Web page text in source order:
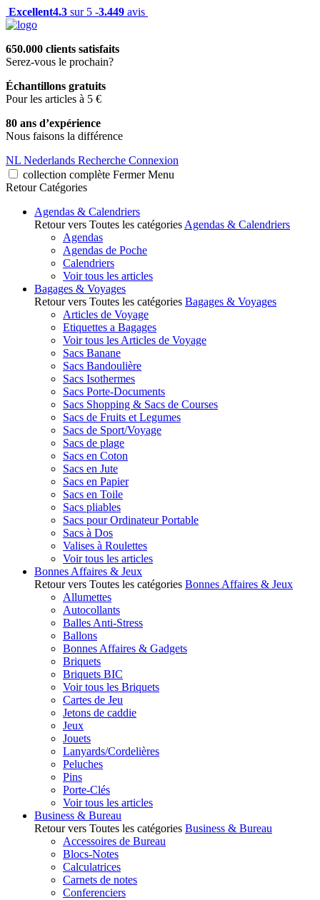
Excellent4.3 sur 5 -3.449 avis
650.000 clients satisfaits
Serez-vous le prochain?
Échantillons gratuits
Pour les articles à 5 €
80 ans d’expérience
Nous faisons la différence
NL Nederlands Recherche Connexion
collection complète Fermer Menu
Retour Catégories
Agendas & Calendriers
Retour vers Toutes les catégories Agendas & Calendriers
Agendas
Agendas de Poche
Calendriers
Voir tous les articles
Bagages & Voyages
Retour vers Toutes les catégories Bagages & Voyages
Articles de Voyage
Etiquettes a Bagages
Voir tous les Articles de Voyage
Sacs Banane
Sacs Bandoulière
Sacs Isothermes
Sacs Porte-Documents
Sacs Shopping & Sacs de Courses
Sacs de Fruits et Legumes
Sacs de Sport/Voyage
Sacs de plage
Sacs en Coton
Sacs en Jute
Sacs en Papier
Sacs en Toile
Sacs pliables
Sacs pour Ordinateur Portable
Sacs à Dos
Valises à Roulettes
Voir tous les articles
Bonnes Affaires & Jeux
Retour vers Toutes les catégories Bonnes Affaires & Jeux
Allumettes
Autocollants
Balles Anti-Stress
Ballons
Bonnes Affaires & Gadgets
Briquets
Briquets BIC
Voir tous les Briquets
Cartes de Jeu
Jetons de caddie
Jeux
Jouets
Lanyards/Cordelières
Peluches
Pins
Porte-Clés
Voir tous les articles
Business & Bureau
Retour vers Toutes les catégories Business & Bureau
Accessoires de Bureau
Blocs-Notes
Calculatrices
Carnets de notes
Conferenciers